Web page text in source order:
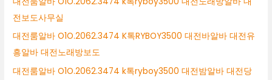
전보도사무실
대전룸알바 O1O.2062.3474 K톡RYBOY3500 대전바알바 대전유
흥알바 대전노래방보도
대전룸알바 O1O.2062.3474 k톡ryboy3500 대전밤알바 대전당